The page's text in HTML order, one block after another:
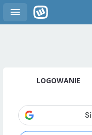
LOGOWANIE